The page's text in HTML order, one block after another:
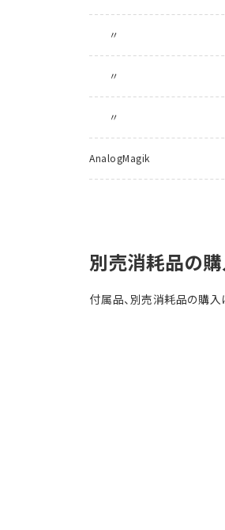
〃
〃
〃
AnalogMagik
別売消耗品の
付属品、別売消耗品の購入